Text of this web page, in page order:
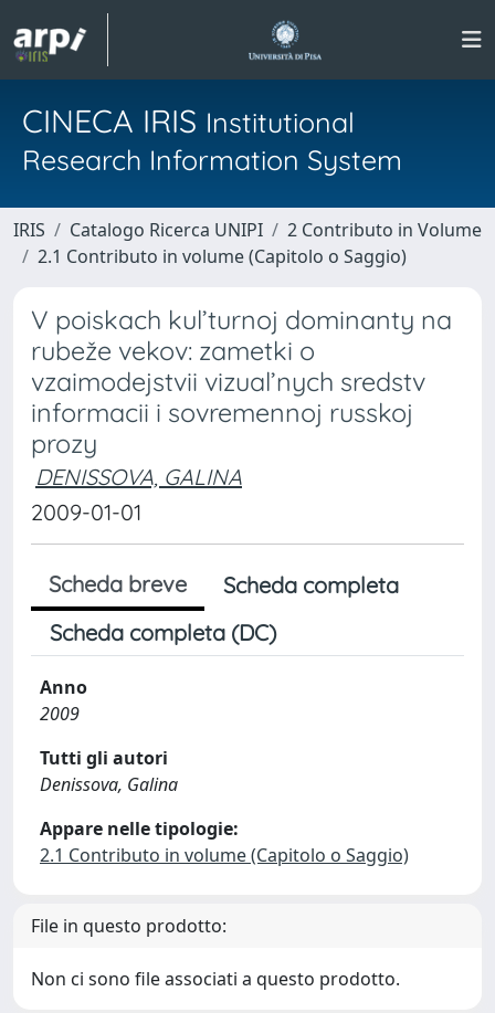
CINECA IRIS Institutional
Research Information System
IRIS Catalogo Ricerca UNIPI
2 Contributo in Volume
2.1 Contributo in volume (Capitolo o Saggio)
V poiskach kul’turnoj dominanty na
rubeže vekov: zametki o
vzaimodejstvii vizual’nych sredstv
informacii i sovremennoj russkoj
prozy
DENISSOVA, GALINA
2009-01-01
Scheda breve
Scheda completa
Scheda completa (DC)
Anno
2009
Tutti gli autori
Denissova, Galina
Appare nelle tipologie:
2.1 Contributo in volume (Capitolo o Saggio)
File in questo prodotto:
Non ci sono file associati a questo prodotto.